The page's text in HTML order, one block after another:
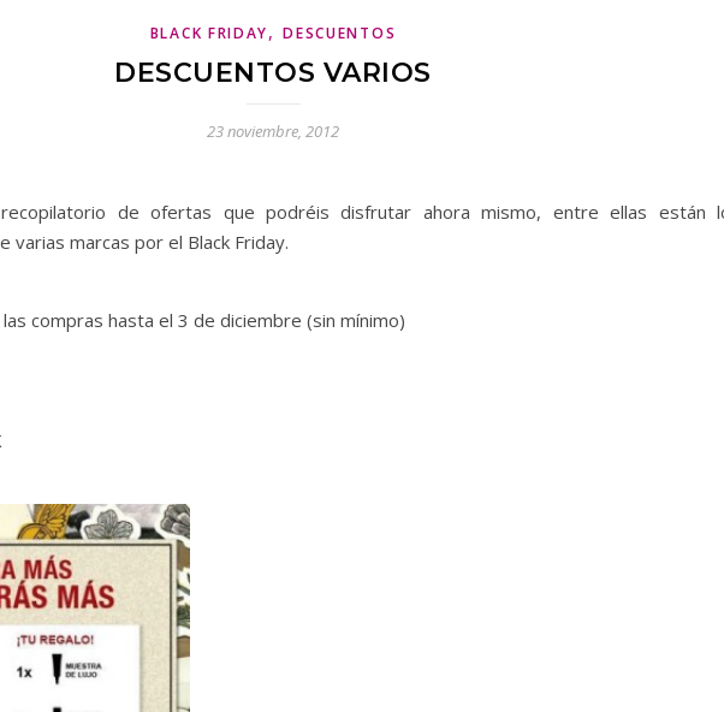
BLACK FRIDAY,DESCUENTOS
DESCUENTOS VARIOS
23 noviembre, 2012
de ofertas que podréis disfrutar ahora mismo, entre ellas están
varias marcas por el Black Friday.
compras hasta el 3 de diciembre (sin mínimo)